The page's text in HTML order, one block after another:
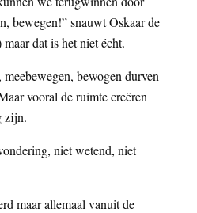
bewegen!” snauwt Oskaar de
dat is het niet écht.
bewogen durven
vooral de ruimte creëren
zijn.
niet wetend, niet
maar allemaal vanuit de